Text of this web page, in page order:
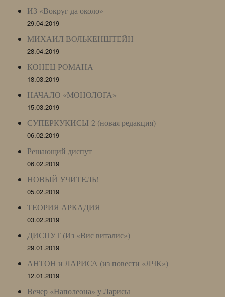
ИЗ «Вокруг да около»
29.04.2019
МИХАИЛ ВОЛЬКЕНШТЕЙН
28.04.2019
КОНЕЦ РОМАНА
18.03.2019
НАЧАЛО «МОНОЛОГА»
15.03.2019
СУПЕРКУКИСЫ-2 (новая редакция)
06.02.2019
Решающий диспут
06.02.2019
НОВЫЙ УЧИТЕЛЬ!
05.02.2019
ТЕОРИЯ АРКАДИЯ
03.02.2019
ДИСПУТ (Из «Вис виталис»)
29.01.2019
АНТОН и ЛАРИСА (из повести «ЛЧК»)
12.01.2019
Вечер «Наполеона» у Ларисы